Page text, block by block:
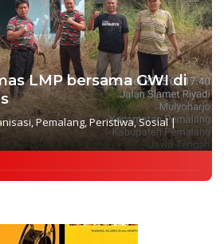
LMP bersama GWI di
,Pemalang,Peristiwa,Sosial|